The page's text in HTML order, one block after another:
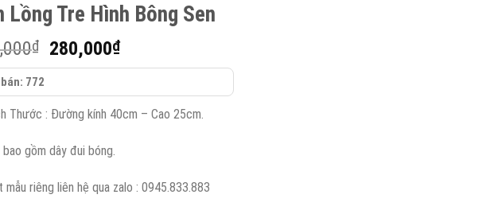
Lồng Tre Hình Bông Sen
₫
Giá
gốc
320,000₫.
280,000₫Giá
hiện
là:
280,000₫.
772
Thước : Đường kính 40cm – Cao 25cm.
gồm dây đui bóng.
riêng liên hệ qua zalo : 0945.833.883